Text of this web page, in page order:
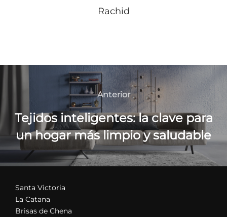
Rachid
Navegación
entradas
Anterior
Anterior
Tejidos inteligentes: la clave para
un hogar más limpio y saludable
Santa Victoria
La Catana
Brisas de Chena